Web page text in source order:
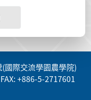
國際交流學園農學院)
+886-5-2717601